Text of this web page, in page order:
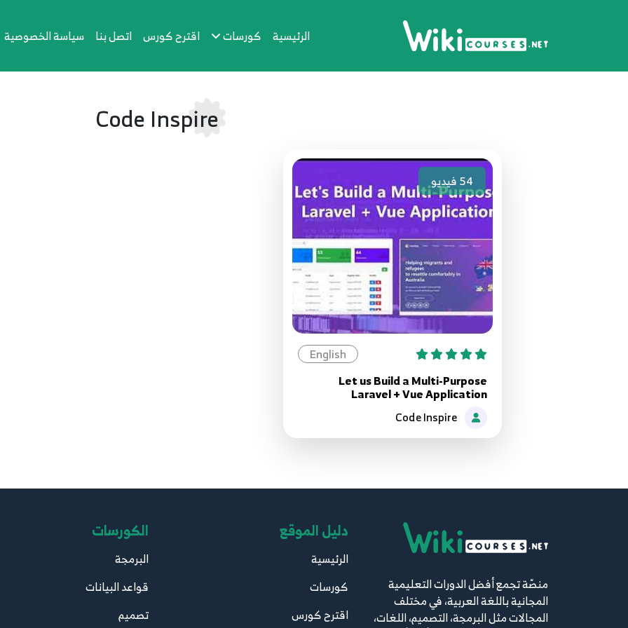
الرئيسية كورسات اقترح كورس اتصل بنا سياسة الخصوصية
Code Inspire
54فيديو
English
Let us Build a Multi-Purpose
Laravel + Vue Application
منصّة تجمع أفضل الدورات التعليمية
المجانية باللغة العربية، في مختلف
المجالات مثل البرمجة، التصميم، اللغات،
دليل الموقع
الرئيسية
كورسات
اقترح كورس
الكورسات
البرمجة
قواعد البيانات
تصميم